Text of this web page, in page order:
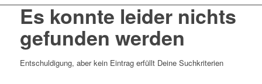
Es konnte leider nichts
gefunden werden
Entschuldigung, aber kein Eintrag erfüllt Deine Suchkriterien